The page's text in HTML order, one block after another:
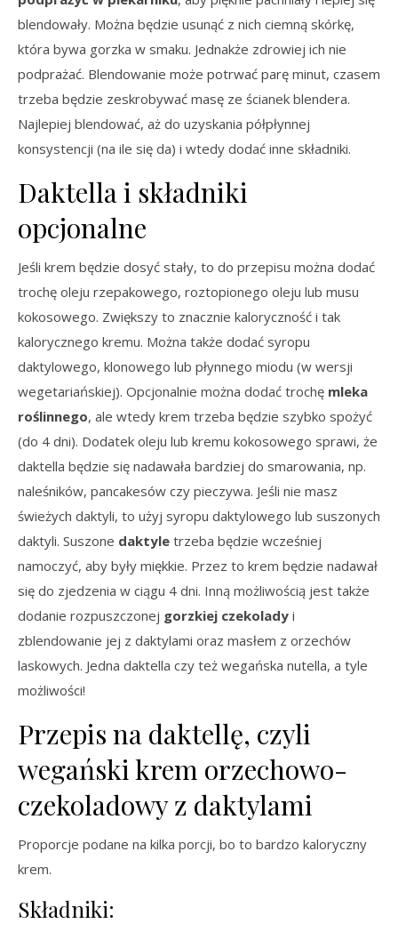
blendowały. Można będzie usunąć z nich ciemną skórkę,
która bywa gorzka w smaku. Jednakże zdrowiej ich nie
podprażać. Blendowanie może potrwać parę minut, czasem
trzeba będzie zeskrobywać masę ze ścianek blendera.
Najlepiej blendować, aż do uzyskania półpłynnej
konsystencji (na ile się da) i wtedy dodać inne składniki.
Daktella i składniki
opcjonalne
Jeśli krem będzie dosyć stały, to do przepisu można dodać
trochę oleju rzepakowego, roztopionego oleju lub musu
kokosowego. Zwiększy to znacznie kaloryczność i tak
kalorycznego kremu. Można także dodać syropu
daktylowego, klonowego lub płynnego miodu (w wersji
wegetariańskiej). Opcjonalnie można dodać trochę mleka
roślinnego, ale wtedy krem trzeba będzie szybko spożyć
(do 4 dni). Dodatek oleju lub kremu kokosowego sprawi, że
daktella będzie się nadawała bardziej do smarowania, np.
naleśników, pancakesów czy pieczywa. Jeśli nie masz
świeżych daktyli, to użyj syropu daktylowego lub suszonych
daktyli. Suszone daktyle trzeba będzie wcześniej
namoczyć, aby były miękkie. Przez to krem będzie nadawał
się do zjedzenia w ciągu 4 dni. Inną możliwością jest także
dodanie rozpuszczonej gorzkiej czekolady i
zblendowanie jej z daktylami oraz masłem z orzechów
laskowych. Jedna daktella czy też wegańska nutella, a tyle
możliwości!
Przepis na daktellę, czyli
wegański krem orzechowo-
czekoladowy z daktylami
Proporcje podane na kilka porcji, bo to bardzo kaloryczny
krem.
Składniki: